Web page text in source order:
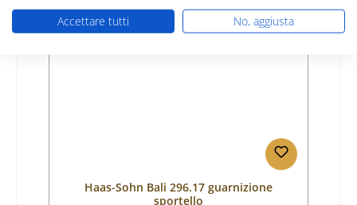
Solo 8 disponibili
Haas-Sohn Bali 296.17 guarnizione
sportello
Accettare tutti No, aggiusta